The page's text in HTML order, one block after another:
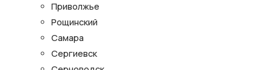
Приволжье
Рощинский
Самара
Сергиевск